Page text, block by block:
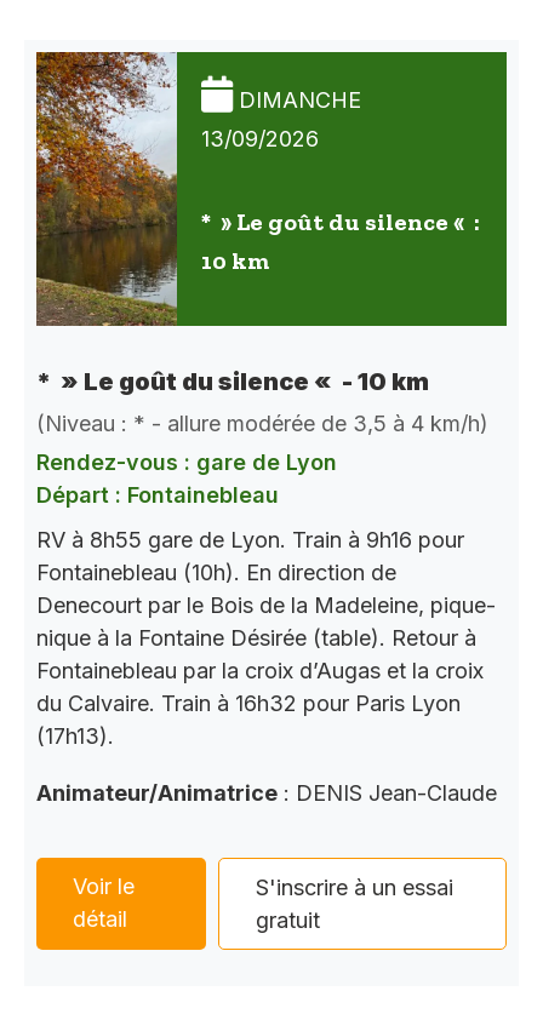
DIMANCHE
13/09/2026
* » Le goût du silence « :
10 km
* » Le goût du silence « - 10 km
(Niveau : * - allure modérée de 3,5 à 4 km/h)
Rendez-vous : gare de Lyon
Départ : Fontainebleau
RV à 8h55 gare de Lyon. Train à 9h16 pour
Fontainebleau (10h). En direction de
Denecourt par le Bois de la Madeleine, pique-
nique à la Fontaine Désirée (table). Retour à
Fontainebleau par la croix d’Augas et la croix
du Calvaire. Train à 16h32 pour Paris Lyon
(17h13).
Animateur/Animatrice : DENIS Jean-Claude
Voir le
détail
S'inscrire à un essai
gratuit